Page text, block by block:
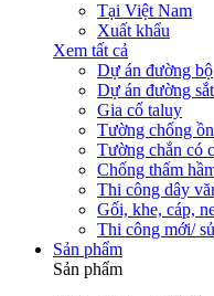
Tại Việt Nam
Xuất khẩu
Xem tất cả
Dự án đường bộ
Dự án đường sắt
Gia cố taluy
Tường chống ồn
Tường chắn có
Chống thấm
Thi công dây
Gối, khe, cáp,
Thi công mới/
Sản phẩm
Sản phẩm